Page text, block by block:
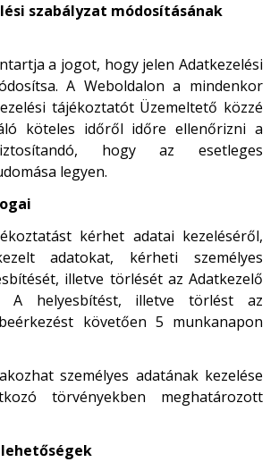
szabályzat módosításának
a jogot, hogy jelen Adatkezelési
A Weboldalon a mindenkor
tájékoztatót Üzemeltető közzé
köteles időről időre ellenőrizni a
hogy az esetleges
legyen.
kérhet adatai kezeléséről,
adatokat, kérheti személyes
illetve törlését az Adatkezelő
A helyesbítést, illetve törlést az
követően 5 munkanapon
személyes adatának kezelése
törvényekben meghatározott